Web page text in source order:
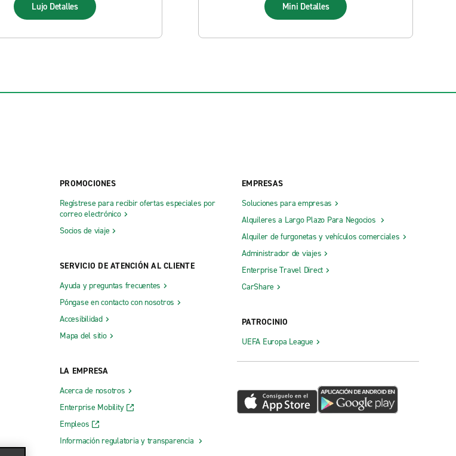
Lujo Detalles Mini Detalles
PROMOCIONES
Regístrese para recibir ofertas especiales por
correo electrónico
Socios de viaje
SERVICIO DE ATENCIÓN AL CLIENTE
Ayuda y preguntas frecuentes
Póngase en contacto con nosotros
Accesibilidad
Mapa del sitio
LA EMPRESA
Acerca de nosotros
Enterprise Mobility
Empleos
Información regulatoria y transparencia
EMPRESAS
Soluciones para empresas
Alquileres a Largo Plazo Para Negocios
Alquiler de furgonetas y vehículos comerciales
Administrador de viajes
Enterprise Travel Direct
CarShare
PATROCINIO
UEFA Europa League